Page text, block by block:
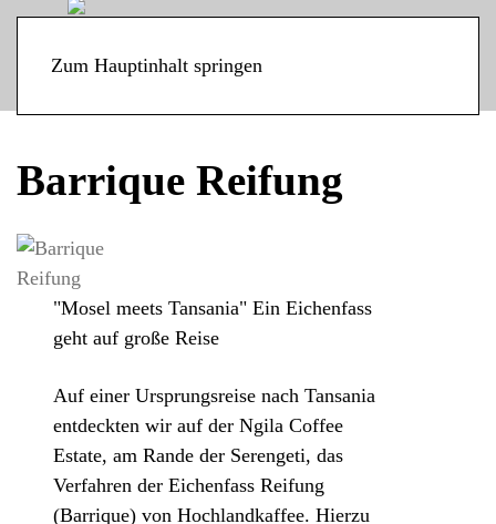
Zum Hauptinhalt springen
Warenkorb
Barrique Reifung
"Mosel meets Tansania" Ein Eichenfass
geht auf große Reise
Auf einer Ursprungsreise nach Tansania
entdeckten wir auf der Ngila Coffee
Estate, am Rande der Serengeti, das
Verfahren der Eichenfass Reifung
(Barrique) von Hochlandkaffee. Hierzu